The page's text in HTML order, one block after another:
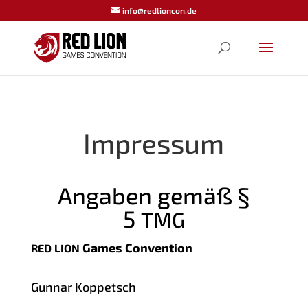
info@redlioncon.de
Impressum
Angaben gemäß §
5 TMG
RED LION Games Convention
Gun­nar Kop­petsch